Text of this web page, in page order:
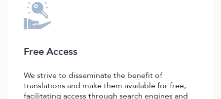
Free Access
We strive to disseminate the benefit of
translations and make them available for free,
facilitating access through search engines and